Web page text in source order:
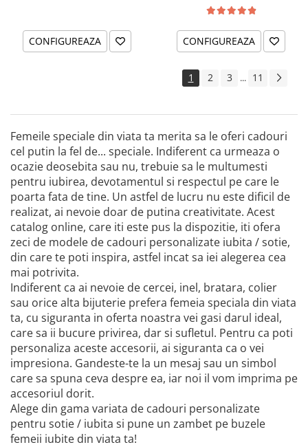
CONFIGUREAZA CONFIGUREAZA
1 2 3 ... 11
Femeile speciale din viata ta merita sa le oferi cadouri
cel putin la fel de... speciale. Indiferent ca urmeaza o
ocazie deosebita sau nu, trebuie sa le multumesti
pentru iubirea, devotamentul si respectul pe care le
poarta fata de tine. Un astfel de lucru nu este dificil de
realizat, ai nevoie doar de putina creativitate. Acest
catalog online, care iti este pus la dispozitie, iti ofera
zeci de modele de cadouri personalizate iubita / sotie,
din care te poti inspira, astfel incat sa iei alegerea cea
mai potrivita.
Indiferent ca ai nevoie de cercei, inel, bratara, colier
sau orice alta bijuterie prefera femeia speciala din viata
ta, cu siguranta in oferta noastra vei gasi darul ideal,
care sa ii bucure privirea, dar si sufletul. Pentru ca poti
personaliza aceste accesorii, ai siguranta ca o vei
impresiona. Gandeste-te la un mesaj sau un simbol
care sa spuna ceva despre ea, iar noi il vom imprima pe
accesoriul dorit.
Alege din gama variata de cadouri personalizate
pentru sotie / iubita si pune un zambet pe buzele
femeii iubite din viata ta!